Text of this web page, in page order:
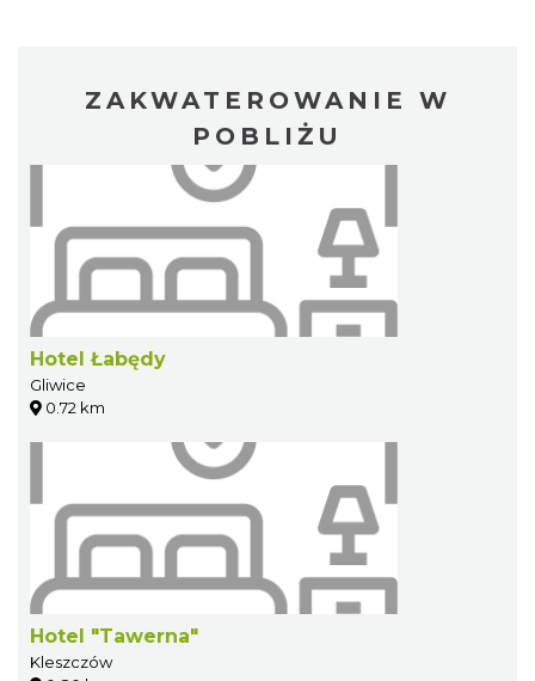
ZAKWATEROWANIE W
POBLIŻU
Hotel Łabędy
Gliwice
0.72 km
Hotel "Tawerna"
Kleszczów